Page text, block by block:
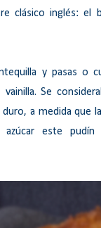
clásico inglés: el
y pasas o
Se
a medida que
este pudín